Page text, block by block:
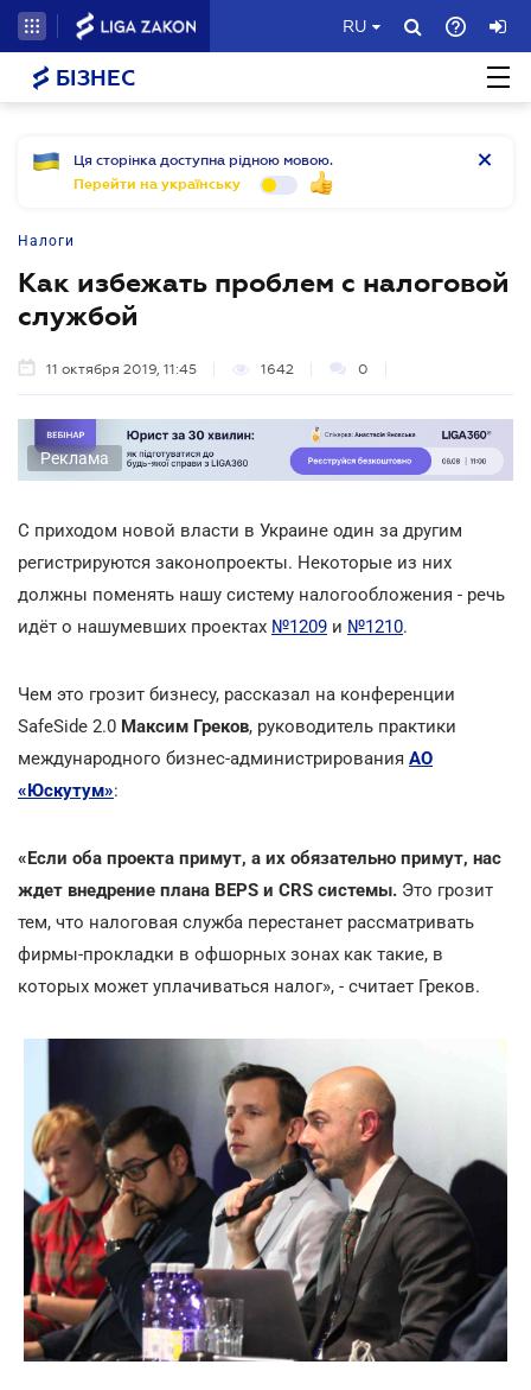
RU
БІЗНЕС
Ця сторінка доступна рідною мовою.
Перейти на українську
Налоги
Как избежать проблем с налоговой
службой
11 октября 2019, 11:45 1642 0
Реклама
С приходом новой власти в Украине один за другим
регистрируются законопроекты. Некоторые из них
должны поменять нашу систему налогообложения - речь
идёт о нашумевших проектах №1209 и №1210.
Чем это грозит бизнесу, рассказал на конференции
SafeSide 2.0 Максим Греков, руководитель практики
международного бизнес-администрирования АО
«Юскутум»:
«Если оба проекта примут, а их обязательно примут, нас
ждет внедрение плана BEPS и CRS системы. Это грозит
тем, что налоговая служба перестанет рассматривать
фирмы-прокладки в офшорных зонах как такие, в
которых может уплачиваться налог», - считает Греков.